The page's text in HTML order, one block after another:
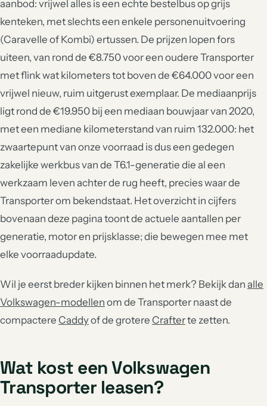
aanbod: vrijwel alles is een echte bestelbus op grijs
kenteken, met slechts een enkele personenuitvoering
(Caravelle of Kombi) ertussen. De prijzen lopen fors
uiteen, van rond de €8.750 voor een oudere Transporter
met flink wat kilometers tot boven de €64.000 voor een
vrijwel nieuw, ruim uitgerust exemplaar. De mediaanprijs
ligt rond de €19.950 bij een mediaan bouwjaar van 2020,
met een mediane kilometerstand van ruim 132.000: het
zwaartepunt van onze voorraad is dus een gedegen
zakelijke werkbus van de T6.1-generatie die al een
werkzaam leven achter de rug heeft, precies waar de
Transporter om bekendstaat. Het overzicht in cijfers
bovenaan deze pagina toont de actuele aantallen per
generatie, motor en prijsklasse; die bewegen mee met
elke voorraadupdate.
Wil je eerst breder kijken binnen het merk? Bekijk dan alle
Volkswagen-modellen om de Transporter naast de
compactere Caddyof de grotere Crafterte zetten.
Wat kost een Volkswagen
Transporter leasen?